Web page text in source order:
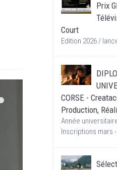
Prix
Court
Edition 2026 /
CORSE -
Production,
Année
Inscriptions mars